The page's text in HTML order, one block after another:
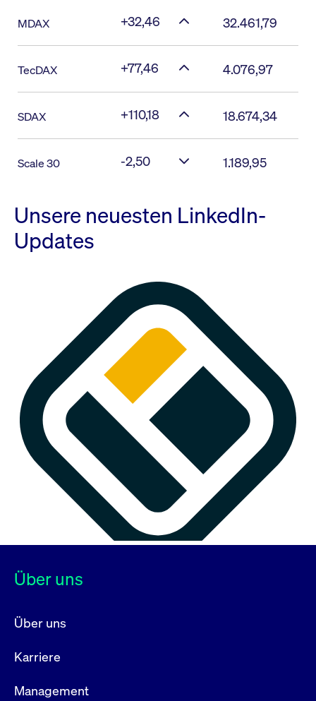
MDAX +32,46 32.461,79
TecDAX +77,46 4.076,97
SDAX +110,18 18.674,34
Scale 30 -2,50 1.189,95
Unsere neuesten LinkedIn-
Updates
Über uns
Über uns
Karriere
Management